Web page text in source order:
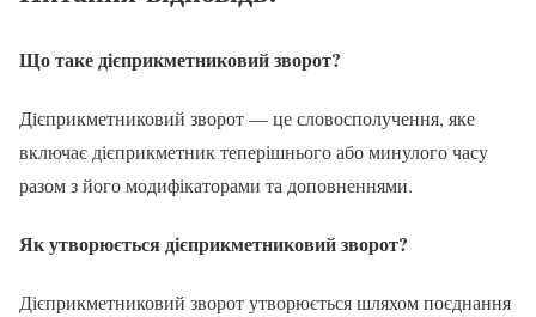
Що таке дієприкметниковий зворот?
Дієприкметниковий зворот — це словосполучення, яке
включає дієприкметник теперішнього або минулого часу
разом з його модифікаторами та доповненнями.
Як утворюється дієприкметниковий зворот?
Дієприкметниковий зворот утворюється шляхом поєднання